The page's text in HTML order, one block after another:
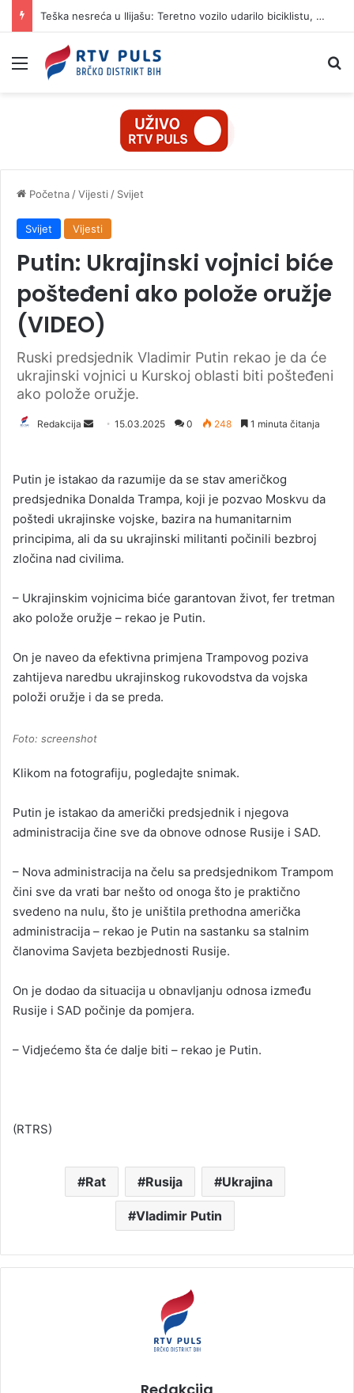
Teška nesreća u Ilijašu: Teretno vozilo udarilo biciklistu, 75-godišnjak zadržan u bolnici
Izbornik
Početna /Vijesti / Svijet
Svijet Vijesti
Putin: Ukrajinski vojnici biće
pošteđeni ako polože oružje
(VIDEO)
Ruski predsjednik Vladimir Putin rekao je da će
ukrajinski vojnici u Kurskoj oblasti biti pošteđeni
ako polože oružje.
Redakcija
d
a
n
e
m
i
l
15.03.2025 0 248 1 minuta čitanja
Putin je istakao da razumije da se stav američkog
predsjednika Donalda Trampa, koji je pozvao Moskvu da
poštedi ukrajinske vojske, bazira na humanitarnim
principima, ali da su ukrajinski militanti počinili bezbroj
zločina nad civilima.
– Ukrajinskim vojnicima biće garantovan život, fer tretman
ako polože oružje – rekao je Putin.
On je naveo da efektivna primjena Trampovog poziva
zahtijeva naredbu ukrajinskog rukovodstva da vojska
položi oružje i da se preda.
Foto: screenshot
Klikom na fotografiju, pogledajte snimak.
Putin je istakao da američki predsjednik i njegova
administracija čine sve da obnove odnose Rusije i SAD.
– Nova administracija na čelu sa predsjednikom Trampom
čini sve da vrati bar nešto od onoga što je praktično
svedeno na nulu, što je uništila prethodna američka
administracija – rekao je Putin na sastanku sa stalnim
članovima Savjeta bezbjednosti Rusije.
On je dodao da situacija u obnavljanju odnosa između
Rusije i SAD počinje da pomjera.
– Vidjećemo šta će dalje biti – rekao je Putin.
(RTRS)
Rat Rusija Ukrajina
Vladimir Putin